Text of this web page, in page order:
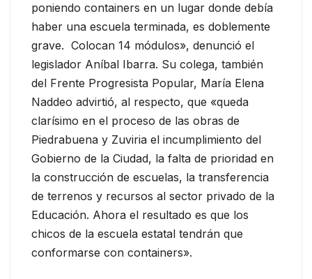
poniendo containers en un lugar donde debía
haber una escuela terminada, es doblemente
grave. Colocan 14 módulos», denunció el
legislador Aníbal Ibarra. Su colega, también
del Frente Progresista Popular, María Elena
Naddeo advirtió, al respecto, que «queda
clarísimo en el proceso de las obras de
Piedrabuena y Zuviria el incumplimiento del
Gobierno de la Ciudad, la falta de prioridad en
la construcción de escuelas, la transferencia
de terrenos y recursos al sector privado de la
Educación. Ahora el resultado es que los
chicos de la escuela estatal tendrán que
conformarse con containers».